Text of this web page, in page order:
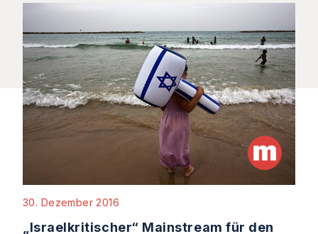
30. Dezember 2016
„Israelkritischer“ Mainstream für den